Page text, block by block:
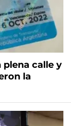
calle y
la